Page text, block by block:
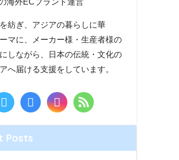
を紡ぎ、アジアの暮らしに華
マに、メーカー様・生産者様の
しながら、日本の伝統・文化の
へ届ける支援をしています。
Posts